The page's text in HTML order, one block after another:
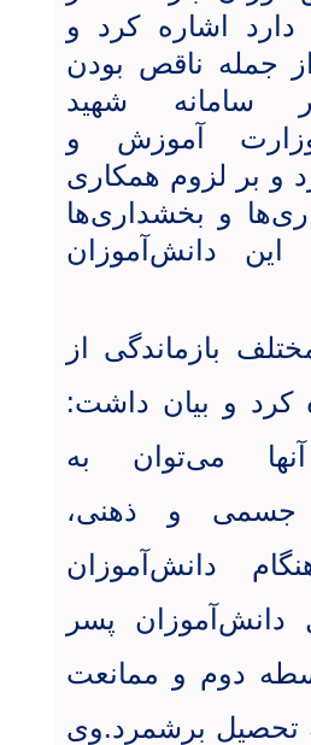
اشاره کرد و
جمله ناقص بودن
سامانه شهید
آموزش و
و بر لزوم همکاری
و بخشداری‌ها
این دانش‌آموزان
بازماندگی از
کرد و بیان داشت:
می‌توان به
جسمی و ذهنی،
دانش‌آموزان
دانش‌آموزان پسر
دوم و ممانعت
تحصیل برشمرد.وی